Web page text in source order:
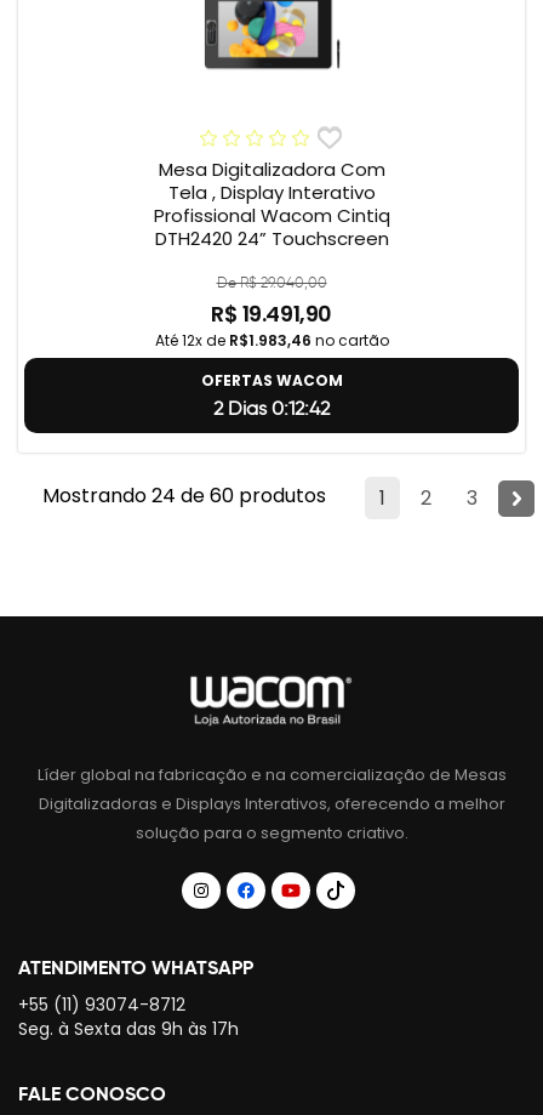
Mesa Digitalizadora Com
Tela , Display Interativo
Profissional Wacom Cintiq
DTH2420 24” Touchscreen
De R$ 29.040,00
R$ 19.491,90
Até 12x de R$1.983,46 no cartão
OFERTAS WACOM
2 Dias 0:12:41
1 2 3
Mostrando 24 de 60 produtos
Líder global na fabricação e na comercialização de Mesas
Digitalizadoras e Displays Interativos, oferecendo a melhor
solução para o segmento criativo.
ATENDIMENTO WHATSAPP
+55 (11) 93074-8712
Seg. à Sexta das 9h às 17h
FALE CONOSCO